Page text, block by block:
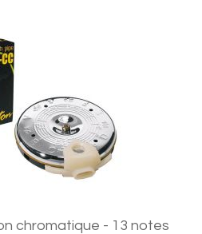
chromatique - 13 notes